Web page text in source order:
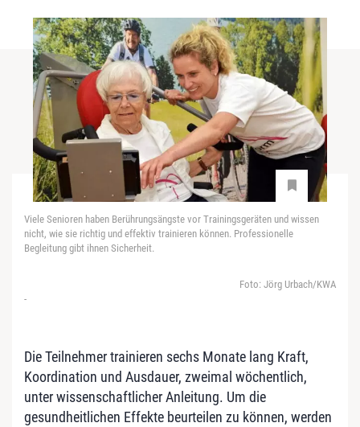
Viele Senioren haben Berührungsängste vor Trainingsgeräten und wissen
nicht, wie sie richtig und effektiv trainieren können. Professionelle
Begleitung gibt ihnen Sicherheit.
Foto: Jörg Urbach/KWA
-
Die Teilnehmer trainieren sechs Monate lang Kraft,
Koordination und Ausdauer, zweimal wöchentlich,
unter wissenschaftlicher Anleitung. Um die
gesundheitlichen Effekte beurteilen zu können, werden